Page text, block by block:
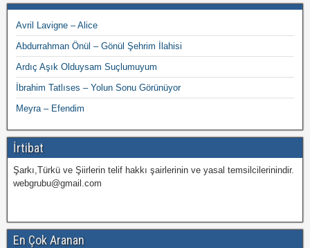
Avril Lavigne – Alice
Abdurrahman Önül – Gönül Şehrim İlahisi
Ardıç Aşık Olduysam Suçlumuyum
İbrahim Tatlıses – Yolun Sonu Görünüyor
Meyra – Efendim
İrtibat
Şarkı,Türkü ve Şiirlerin telif hakkı şairlerinin ve yasal temsilcilerinindir.
webgrubu@gmail.com
En Çok Aranan